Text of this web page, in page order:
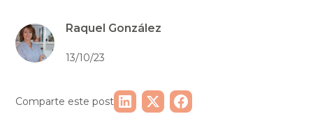
Raquel González
13/10/23
Comparte este post